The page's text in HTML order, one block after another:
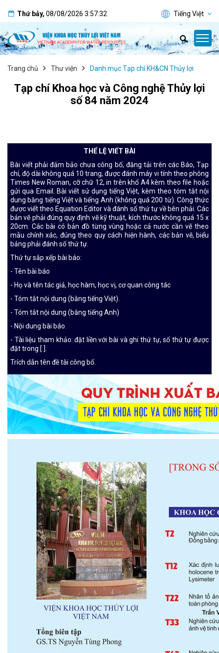
Thứ bảy, 08/08/2026 3:57:33 Tiếng Việt
Trang chủ Thư viện Danh mục Tạp chí KH&CN Thủy lợi
Tạp chí Khoa học và Công nghệ Thủy lợi
số 84 năm 2024
THỂ LỆ VIẾT BÀI
Bài viết phải đảm bảo chưa công bố, đăng tải trên các Báo, Tạp
chí, độ dài không quá 10 trang, được đánh máy vi tính theo phông
Times New Roman, cỡ chữ 12, in trên khổ A4 kèm theo file hoặc
gửi qua Email. Bài viết sử dụng tiếng Việt, kèm theo tóm tắt nội
dung bằng tiếng Việt và tiếng Anh (không quá 200 từ). Công thức
được viết theo Equation Editor và đánh số thứ tự về bên phải. Các
bản vẽ phải đúng quy định vẽ kỹ thuật, kích thước không quá 15 x
20cm. Các bài có bản đồ từng vùng hoặc cả nước cần vẽ theo
mẫu chính xác, đúng theo quy cách hiện hành, các bản vẽ, biểu
bảng phải đánh số thứ tự.
Thứ tự sắp xếp bài báo:
- Tên bài báo
- Họ và tên tác giả, học hàm, học vị, cơ quan công tác
- Tóm tắt nội dung (bằng tiếng Việt).
- Tóm tắt nội dung (bằng tiếng Anh)
- Nội dung bài báo.
- Tài liệu tham khảo: đặt liền với bài và ghi thứ tự, số thứ tự được
đặt trong [ ].
Trích dẫn tên đề tài công bố.